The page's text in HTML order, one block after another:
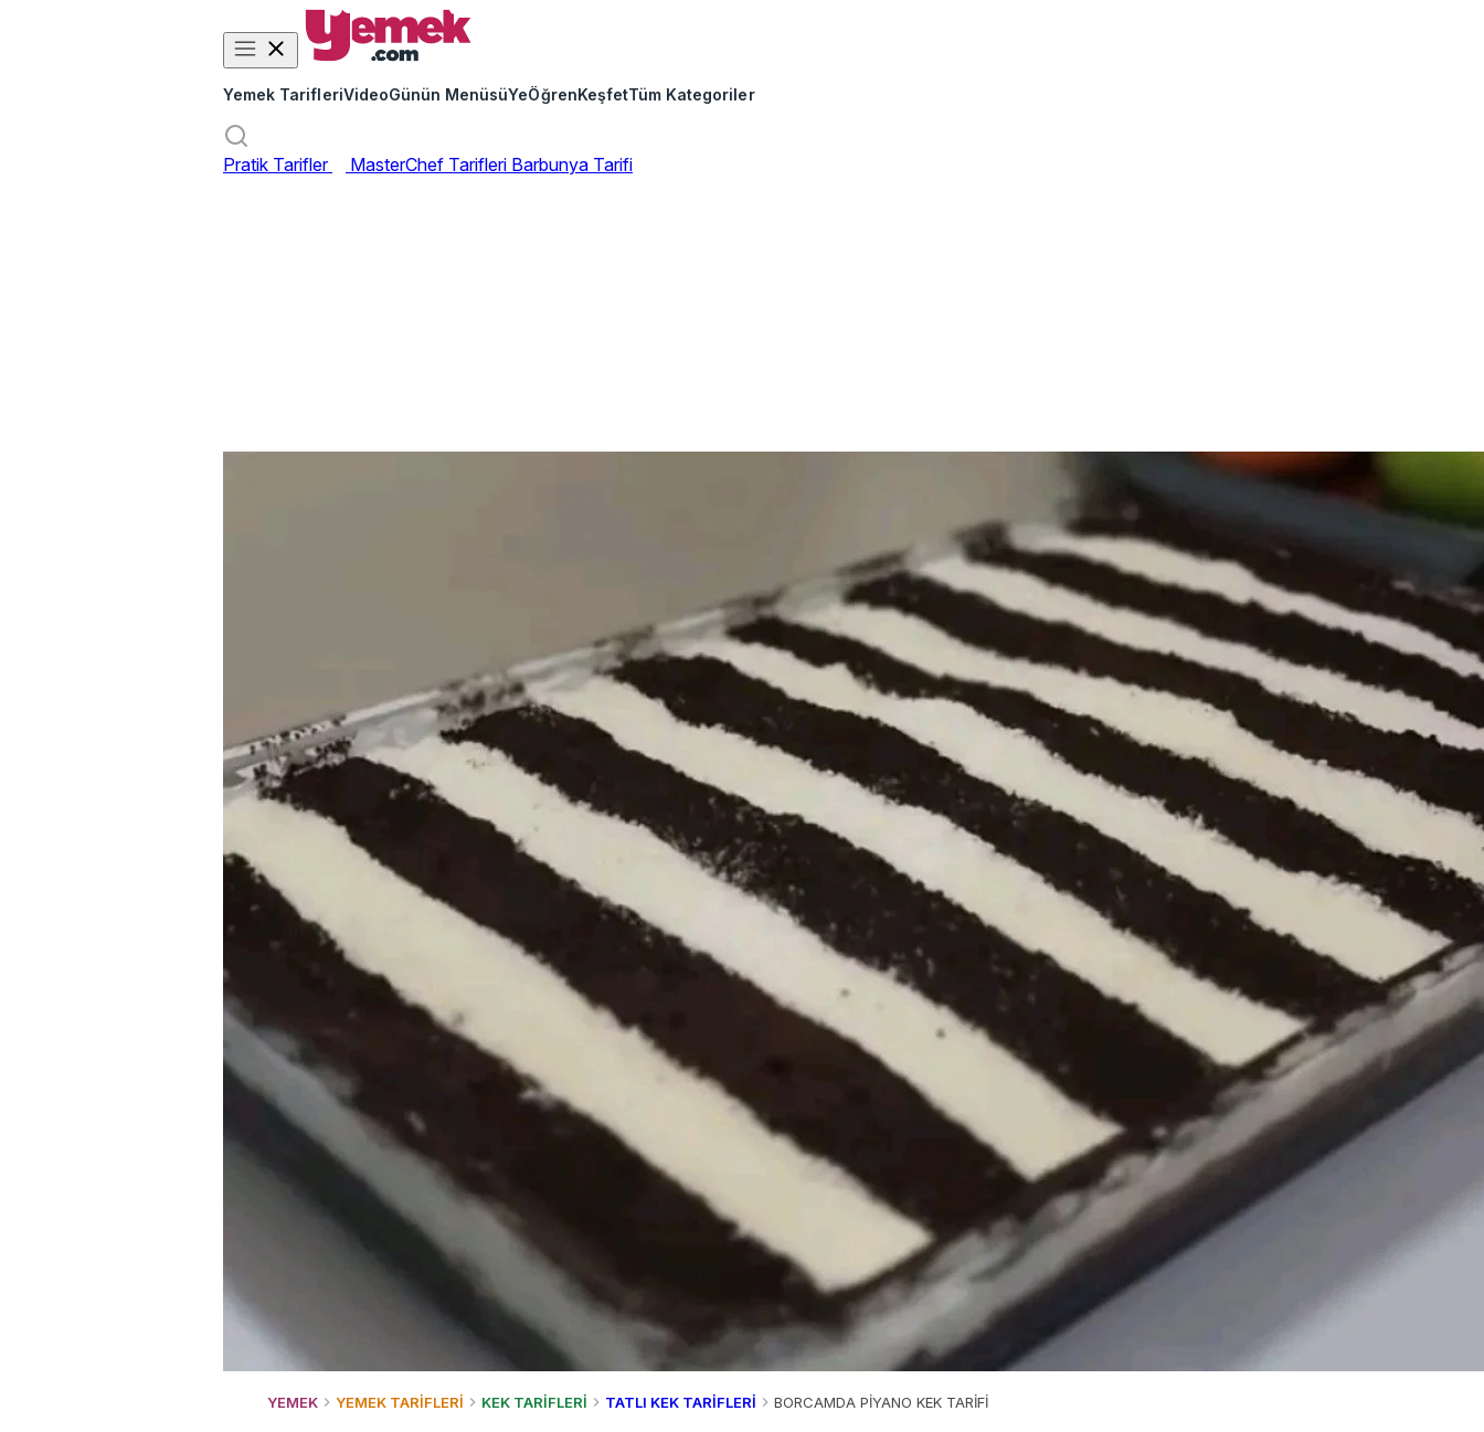
Yemek TarifleriVideoGünün MenüsüYeÖğrenKeşfetTüm Kategoriler
Pratik Tarifler MasterChef Tarifleri Barbunya Tarifi
YEMEK YEMEK TARİFLERİ KEK TARİFLERİ TATLI KEK TARİFLERİ BORCAMDA PİYANO KEK TARİFİ